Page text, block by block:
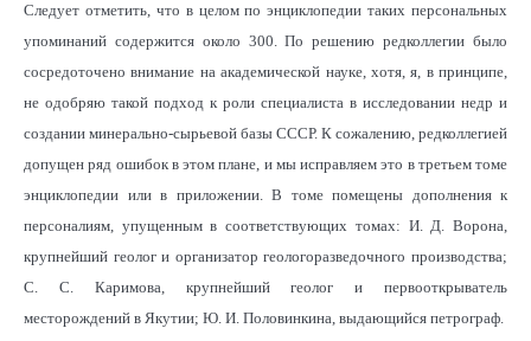
Следует отметить, что в целом по энциклопедии таких персональных
упоминаний содержится около 300. По решению редколлегии было
сосредоточено внимание на академической науке, хотя, я, в принципе,
не одобряю такой подход к роли специалиста в исследовании недр и
создании минерально-сырьевой базы СССР. К сожалению, редколлегией
допущен ряд ошибок в этом плане, и мы исправляем это в третьем томе
энциклопедии или в приложении. В томе помещены дополнения к
персоналиям, упущенным в соответствующих томах: И. Д. Ворона,
крупнейший геолог и организатор геологоразведочного производства;
С. С. Каримова, крупнейший геолог и первооткрыватель
месторождений в Якутии; Ю. И. Половинкина, выдающийся петрограф.